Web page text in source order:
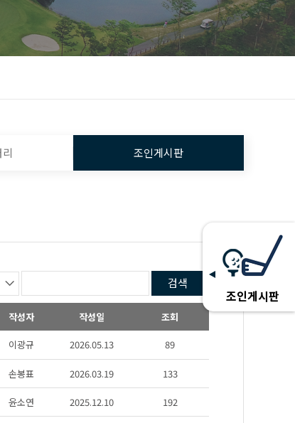
조인게시판
조인게시판
검색
작성자 작성일 조회
이광규 2026.05.13 89
손봉표 2026.03.19 133
윤소연 2025.12.10 192